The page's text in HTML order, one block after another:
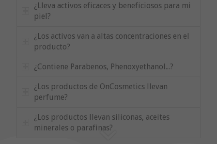
¿Lleva activos eficaces y beneficiosos para mi
piel?
¿Los activos van a altas concentraciones en el
producto?
¿Contiene Parabenos, Phenoxyethanol...?
¿Los productos de OnCosmetics llevan
perfume?
¿Los productos llevan siliconas, aceites
minerales o parafinas?